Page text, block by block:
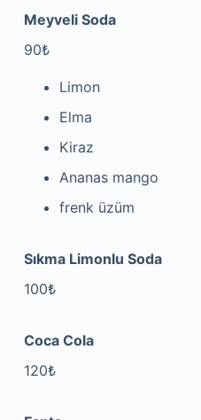
Meyveli Soda
90₺
Limon
Elma
Kiraz
Ananas mango
frenk üzüm
Sıkma Limonlu Soda
100₺
Coca Cola
120₺